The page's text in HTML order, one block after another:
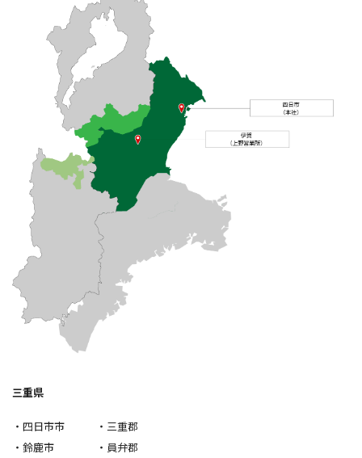
三重県
・四日市市 ・三重郡
・鈴鹿市 ・員弁郡